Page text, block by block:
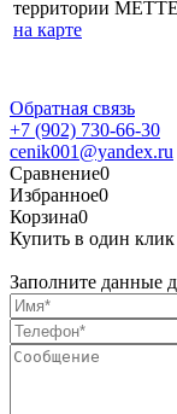
территории
на карте
Обратная связь
+7 (902) 730-66-30
cenik001@yandex.ru
Сравнение0
Избранное0
Корзина0
Купить в один клик
Заполните данные